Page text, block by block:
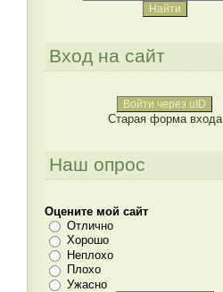
Вход на сайт
Войти через uID
Старая форма входа
Наш опрос
Оцените мой сайт
Отлично
Хорошо
Неплохо
Плохо
Ужасно